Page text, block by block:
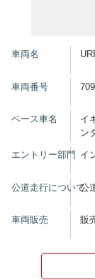
車両名
車両番号
ベース車名
イ
ン
エントリー部門 イ
公道走行について公
車両販売 販